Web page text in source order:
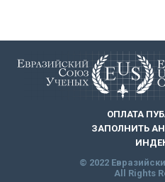
ОПЛАТА
ЗАПОЛНИТЬ
© 2022
All Rights